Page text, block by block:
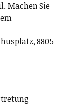
Machen Sie
8805